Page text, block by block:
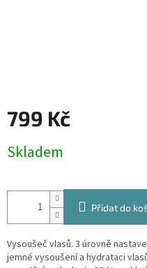
799 Kč
cena:
Skladem
Přidat do
Vysoušeč vlasů. 3 úrovně
jemné vysoušení a hydrataci